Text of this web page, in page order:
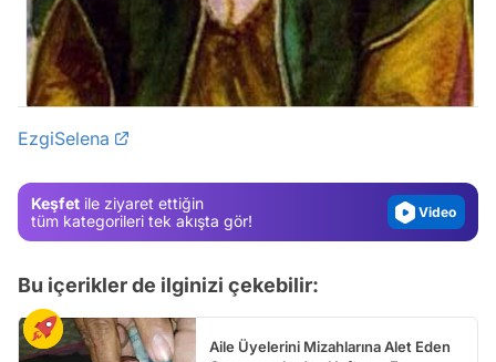
EzgiSelena
Keşfet ile ziyaret ettiğin
tüm kategorileri tek akışta gör!
Video
Test
Gündem
Test
Bu içerikler de ilginizi çekebilir:
Aile Üyelerini Mizahlarına Alet Eden